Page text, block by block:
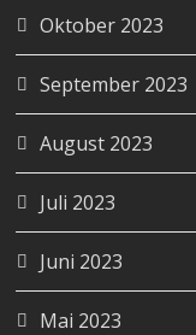
Oktober 2023
September 2023
August 2023
Juli 2023
Juni 2023
Mai 2023